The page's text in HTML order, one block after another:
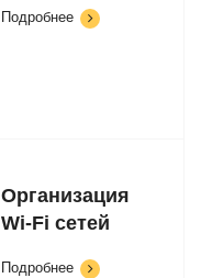
Подробнее
Организация
Wi-Fi сетей
Подробнее